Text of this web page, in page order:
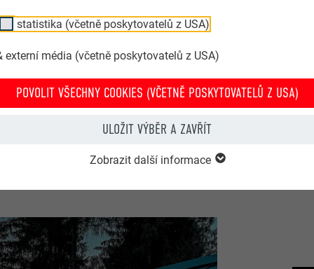
statistika (včetně poskytovatelů z USA)
externí média (včetně poskytovatelů z USA)
POVOLIT VŠECHNY COOKIES (VČETNĚ POSKYTOVATELŮ Z USA)
ULOŽIT VÝBĚR A ZAVŘÍT
Zobrazit další informace
NOVÁ ČTVRŤ VYDRICA